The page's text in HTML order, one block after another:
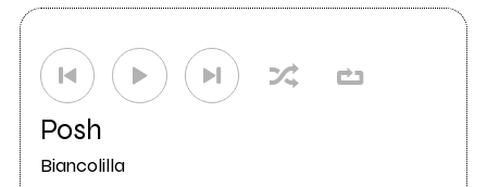
Posh
Biancolilla